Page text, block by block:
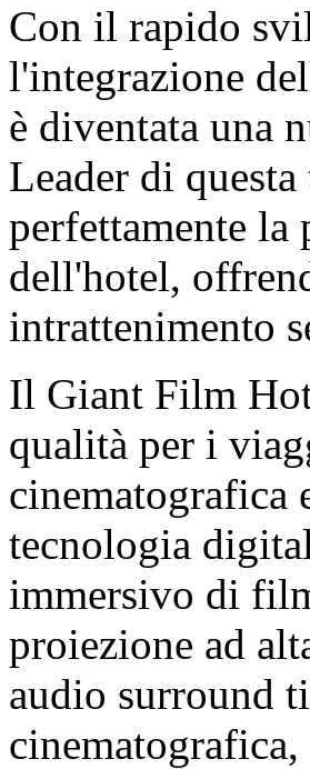
Con il rapido
l'integrazione
è diventata una
Leader di
perfettamente la
dell'hotel,
intrattenimento
Il Giant Film
qualità per i
cinematografica
tecnologia
immersivo di
proiezione ad
audio surround